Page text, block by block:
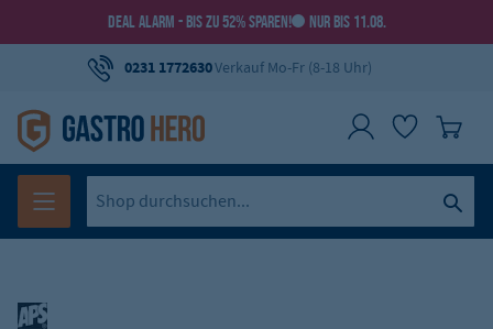
DEAL ALARM - BIS ZU 52% SPAREN! NUR BIS 11.08.
0231 1772630Verkauf Mo-Fr (8-18 Uhr)